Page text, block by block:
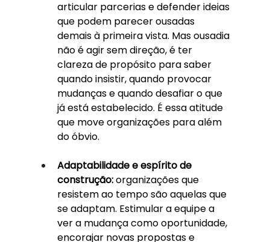
articular parcerias e defender ideias
que podem parecer ousadas
demais à primeira vista. Mas ousadia
não é agir sem direção, é ter
clareza de propósito para saber
quando insistir, quando provocar
mudanças e quando desafiar o que
já está estabelecido. É essa atitude
que move organizações para além
do óbvio.
Adaptabilidade e espírito de
construção: organizações que
resistem ao tempo são aquelas que
se adaptam. Estimular a equipe a
ver a mudança como oportunidade,
encorajar novas propostas e